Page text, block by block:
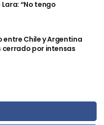
“No tengo
entre Chile y Argentina
cerrado por intensas